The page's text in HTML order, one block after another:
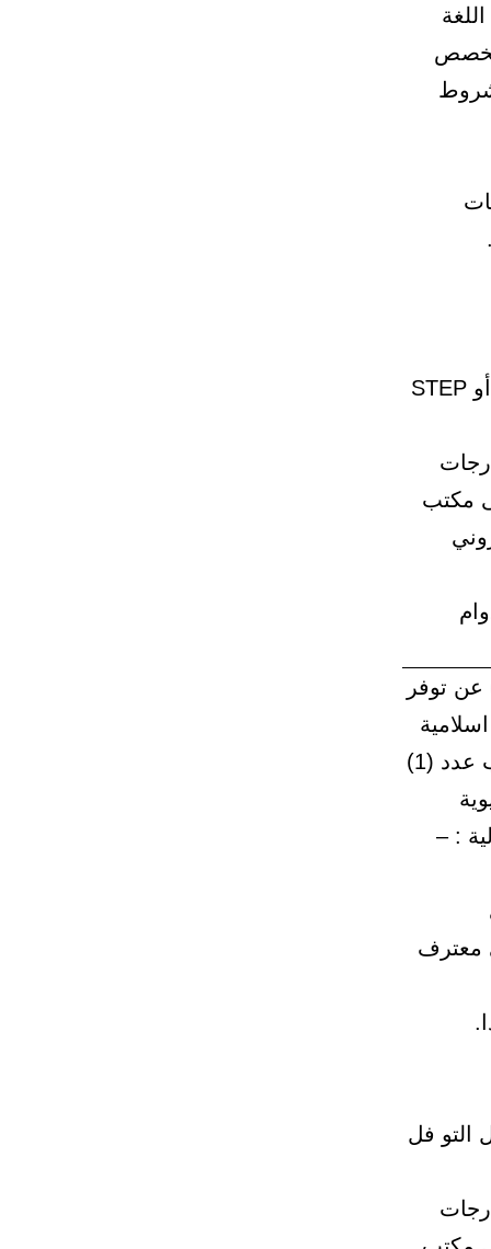
عدد (1) ولقسم اللغة
الفيزياء تخصص
حسب الشروط
7 – أن يكون المتقدم حاصلا على درجة التو فل أو بديل التو فل , أو STEP
مكتب
الالكتروني
خلال الدوام
عن توفر
طالبات عدد (1) ولقسم الاحياء تخصص نبات / حيوانيه دقيقة طلاب عدد (1)
حيوية
معترف
التو فل